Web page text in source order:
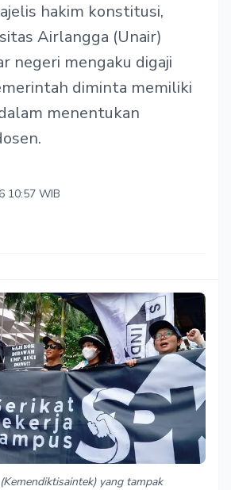
hakim konstitusi,
Airlangga (Unair)
negeri mengaku digaji
diminta memiliki
menentukan
10:57 WIB
yang tampak